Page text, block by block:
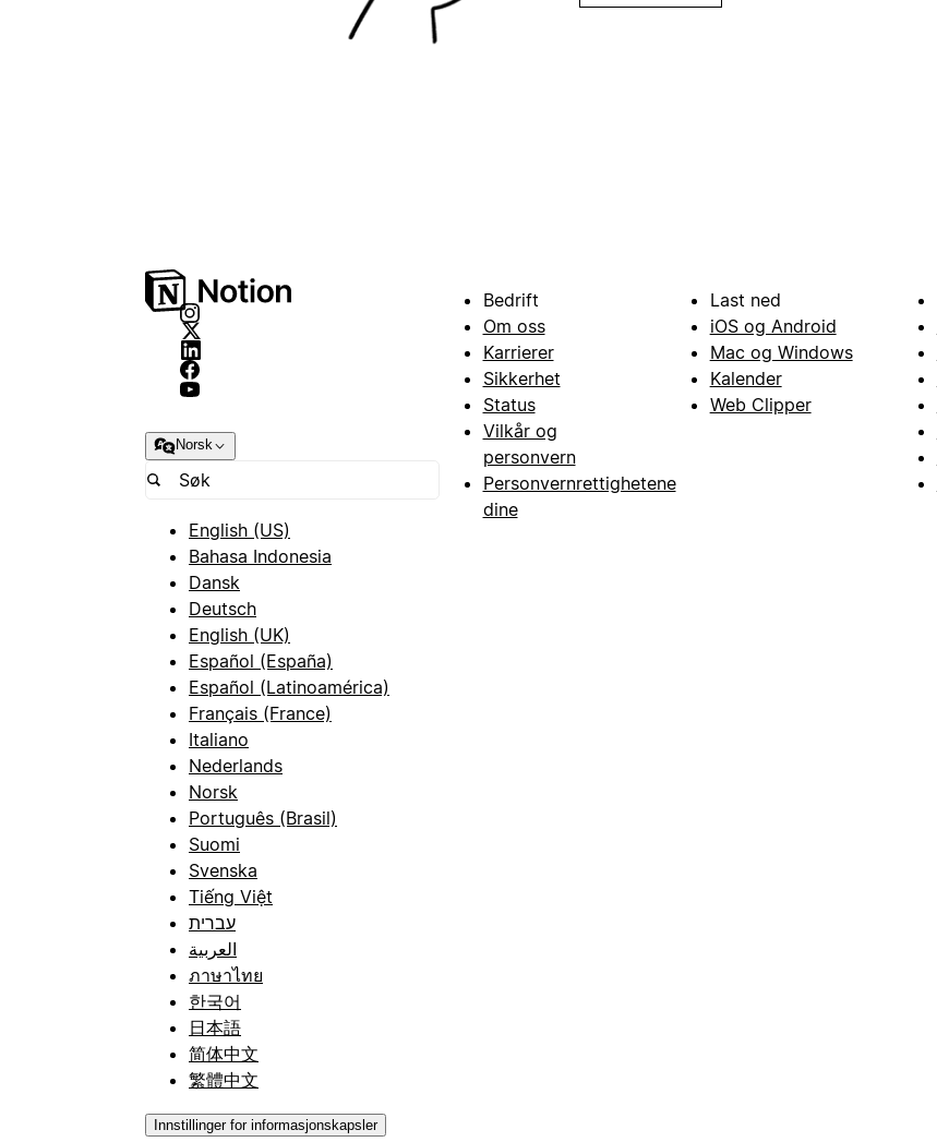
Norsk
English (US)
Bahasa Indonesia
Dansk
Deutsch
English (UK)
Español (España)
Español (Latinoamérica)
Français (France)
Italiano
Nederlands
Norsk
Português (Brasil)
Suomi
Svenska
Tiếng Việt
עברית
العربية
ภาษาไทย
한국어
日本語
简体中文
繁體中文
Innstillinger for informasjonskapsler
Bedrift
Om oss
Karrierer
Sikkerhet
Status
Vilkår og
personvern
Personvernrettighetene
dine
Last ned
iOS og Android
Mac og Windows
Kalender
Web Clipper